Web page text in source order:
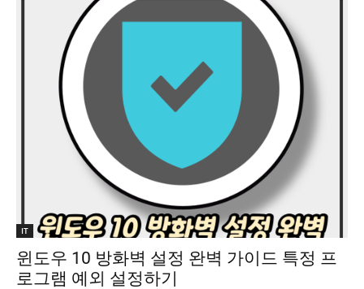
IT
윈도우 10 방화벽 설정 완벽 가이드 특정 프
로그램 예외 설정하기